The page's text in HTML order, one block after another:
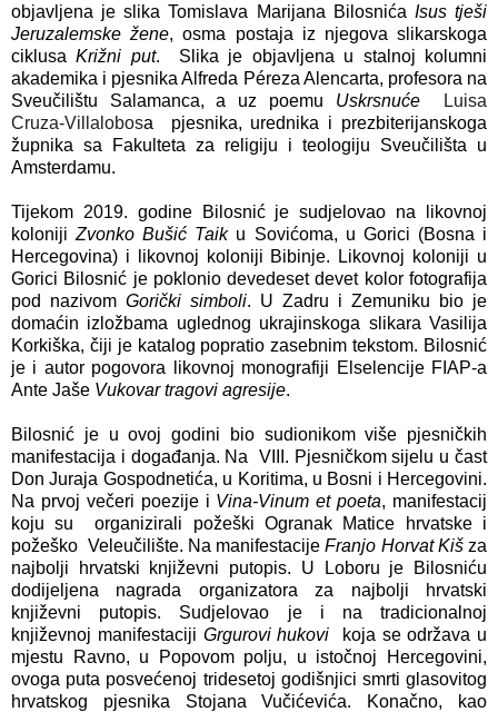
objavljena je slika Tomislava Marijana Bilosnića Isus tješi
Jeruzalemske žene, osma postaja iz njegova slikarskoga
ciklusaKrižni put. Slika je objavljena u stalnoj kolumni
akademika i pjesnika Alfreda Péreza Alencarta, profesora na
Sveučilištu Salamanca, a uz poemu Uskrsnuće
Luisa
Cruza-Villalobosa pjesnika, urednika i prezbiterijanskoga
župnika sa Fakulteta za religiju i teologiju Sveučilišta u
Amsterdamu.
Tijekom 2019. godine Bilosnić je sudjelovao na likovnoj
kolonijiZvonko Bušić Taiku Sovićoma, u Gorici (Bosna i
Hercegovina) i likovnoj koloniji Bibinje. Likovnoj koloniji u
Gorici Bilosnić je poklonio devedeset devet kolor fotografija
pod nazivom Gorički simboli. U Zadru i Zemuniku bio je
domaćin izložbama uglednog ukrajinskoga slikara Vasilija
Korkiška, čiji je katalog popratio zasebnim tekstom. Bilosnić
je i autor pogovora likovnoj monografiji Elselencije FIAP-a
Ante Jaše Vukovar tragovi agresije.
Bilosnić je u ovoj godini bio sudionikom više pjesničkih
manifestacija i događanja. Na VIII. Pjesničkom sijelu u čast
Don Juraja Gospodnetića, u Koritima, u Bosni i Hercegovini.
Na prvoj večeri poezije i Vina-Vinum et poeta, manifestacij
koju su organizirali požeški Ogranak Matice hrvatske i
požeško Veleučilište. Na manifestacijeFranjo Horvat Kišza
najbolji hrvatski književni putopis. U Loboru je Bilosniću
dodijeljena nagrada organizatora za najbolji hrvatski
književni putopis. Sudjelovao je i na tradicionalnoj
književnoj manifestaciji Grgurovi hukovi koja se održava u
mjestu Ravno, u Popovom polju, u istočnoj Hercegovini,
ovoga puta posvećenoj tridesetoj godišnjici smrti glasovitog
hrvatskog pjesnika Stojana Vučićevića. Konačno, kao